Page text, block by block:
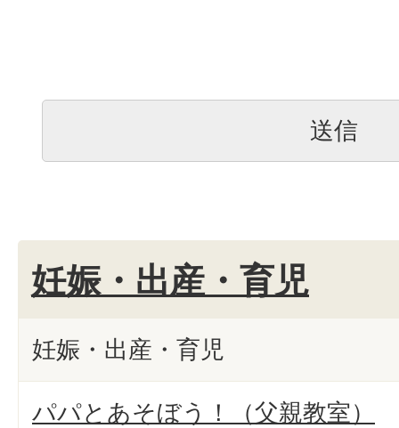
妊娠・出産・育児
妊娠・出産・育児
パパとあそぼう！（父親教室）